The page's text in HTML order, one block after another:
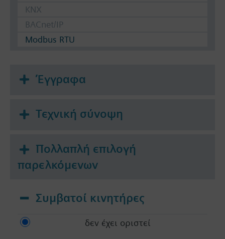
KNX
BACnet/IP
Modbus RTU
Έγγραφα
Τεχνική σύνοψη
Πολλαπλή επιλογή
παρελκόμενων
Συμβατοί κινητήρες
δεν έχει οριστεί